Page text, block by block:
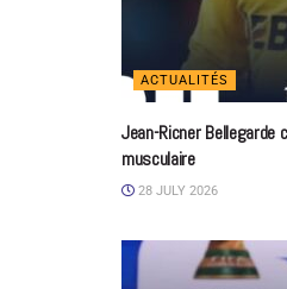
ACTUALITÉS
Jean-Ricner Bellegarde
musculaire
28 JULY 2026